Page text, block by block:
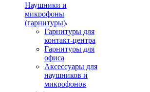
Наушники и
микрофоны
(гарнитуры)
Гарнитуры для
контакт-центра
Гарнитуры для
офиса
Аксессуары для
наушников и
микрофонов